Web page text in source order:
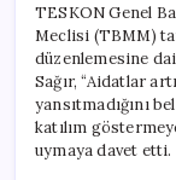
TESKON Genel
Meclisi (TBMM)
düzenlemesine
Sağır, “Aidatlar
yansıtmadığını
katılım
uymaya davet etti.